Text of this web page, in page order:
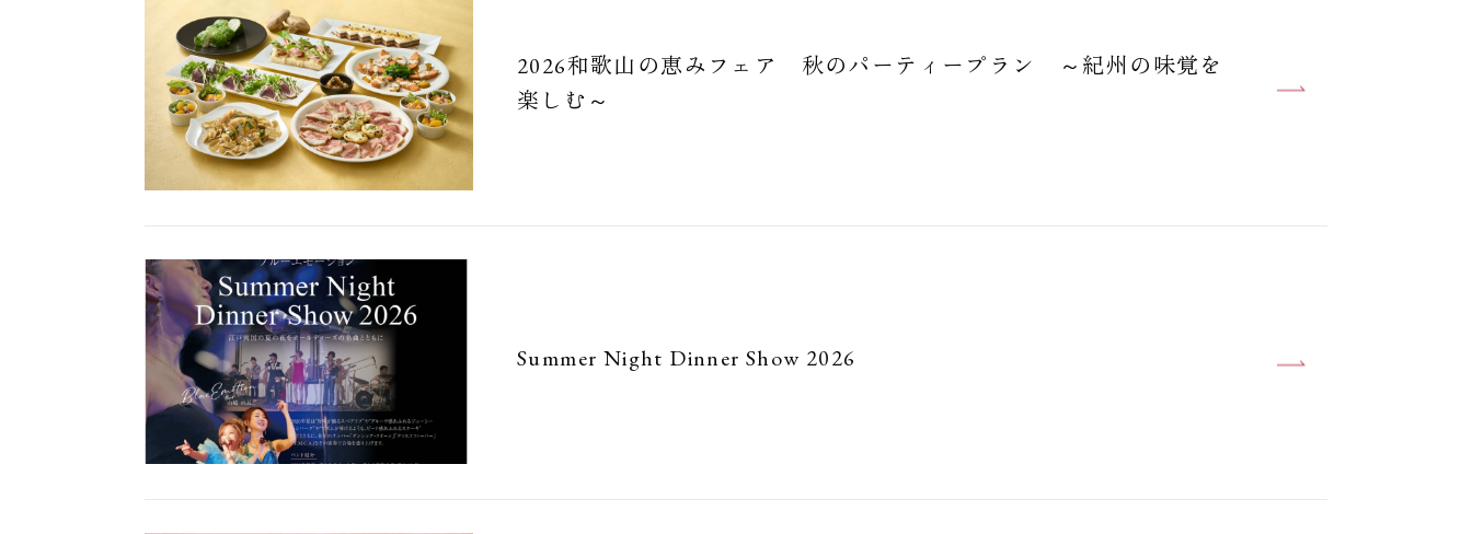
2026和歌山の恵みフェア 秋のパーティープラン ～紀州の味覚を
楽しむ～
Summer Night Dinner Show 2026